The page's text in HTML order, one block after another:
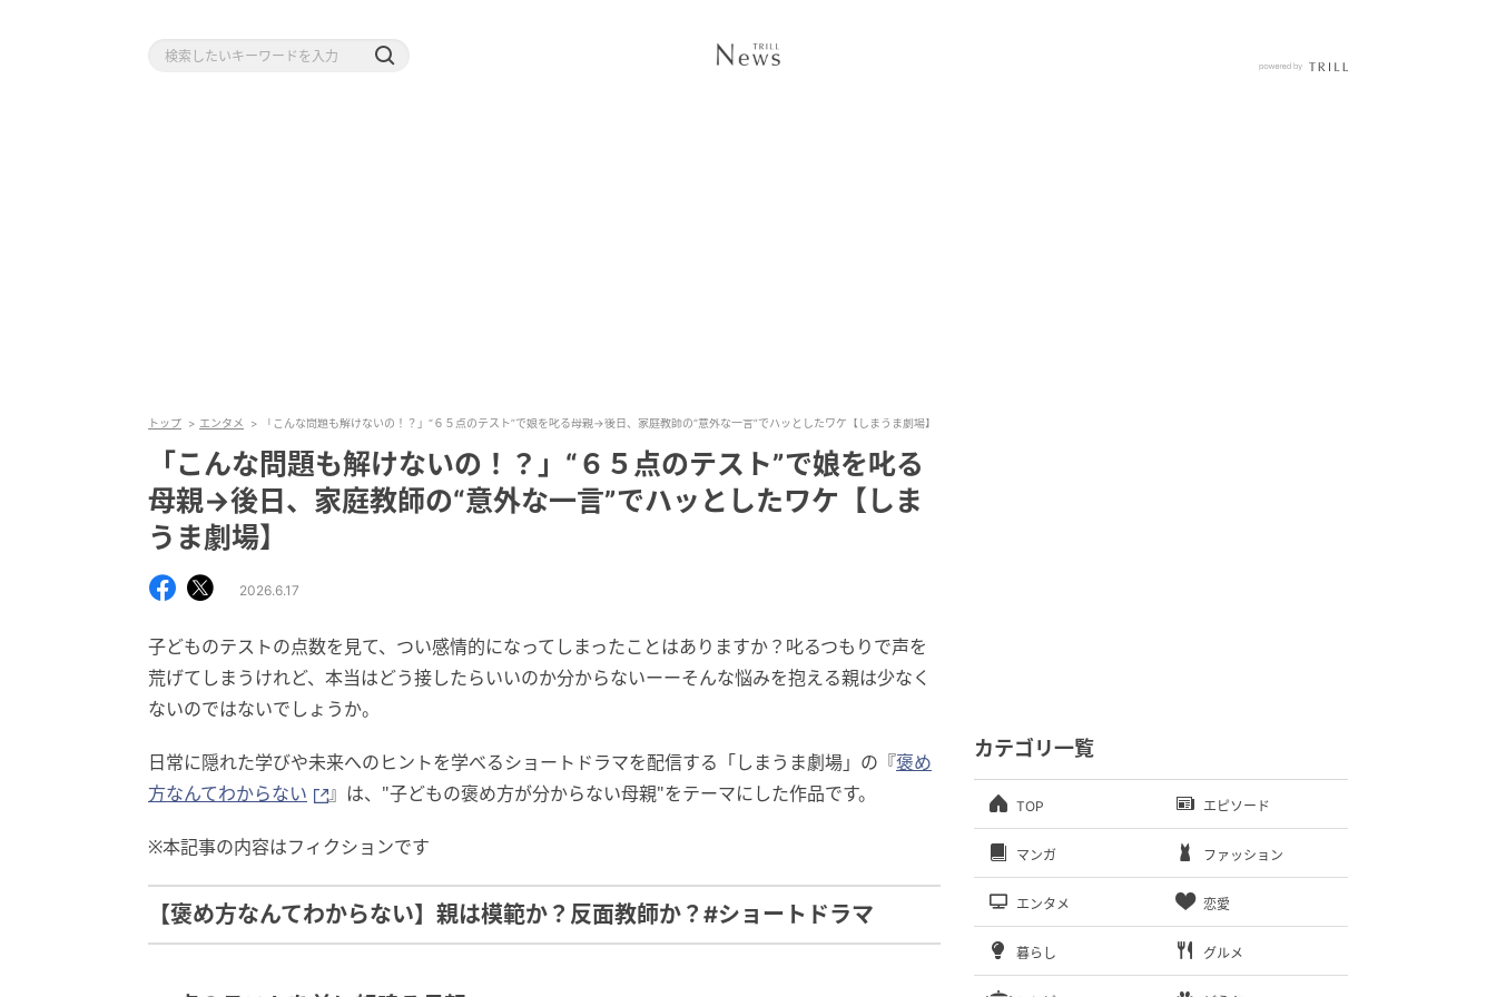
トップ エンタメ 「こんな問題も解けないの！？」“６５点のテスト”で娘を叱る母親→後日、家庭教師の“意外な一言”でハッとしたワケ【しまうま劇場】
「こんな問題も解けないの！？」“６５点のテスト”で娘を叱る
母親→後日、家庭教師の“意外な一言”でハッとしたワケ【しま
うま劇場】
2026.6.17
子どものテストの点数を見て、つい感情的になってしまったことはありますか？叱るつもりで声を
荒げてしまうけれど、本当はどう接したらいいのか分からないーーそんな悩みを抱える親は少なく
ないのではないでしょうか。
日常に隠れた学びや未来へのヒントを学べるショートドラマを配信する「しまうま劇場」の『褒め
方なんてわからない
』は、"子どもの褒め方が分からない母親"をテーマにした作品です。
※本記事の内容はフィクションです
【褒め方なんてわからない】親は模範か？反面教師か？#ショートドラマ
カテゴリ一覧
TOP エピソード
マンガ ファッション
エンタメ 恋愛
暮らし グルメ